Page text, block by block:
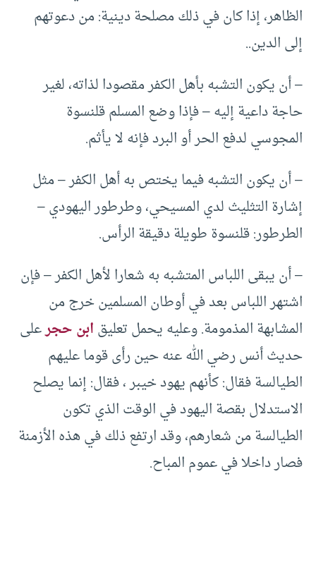
الظاهر، إذا كان في ذلك مصلحة دينية: من دعوتهم
إلى الدين..
– أن يكون التشبه بأهل الكفر مقصودا لذاته، لغير
حاجة داعية إليه – فإذا وضع المسلم قلنسوة
المجوسي لدفع الحر أو البرد فإنه لا يأثم.
– أن يكون التشبه فيما يختص به أهل الكفر – مثل
إشارة التثليث لدي المسيحي، وطرطور اليهودي –
الطرطور: قلنسوة طويلة دقيقة الرأس.
– أن يبقى اللباس المتشبه به شعارا لأهل الكفر – فإن
اشتهر اللباس بعد في أوطان المسلمين خرج من
المشابهة المذمومة. وعليه يحمل تعليقابن حجرعلى
حديث أنس رضي الله عنه حين رأى قوما عليهم
الطيالسة فقال: كأنهم يهود خيبر ، فقال: إنما يصلح
الاستدلال بقصة اليهود في الوقت الذي تكون
الطيالسة من شعارهم، وقد ارتفع ذلك في هذه الأزمنة
فصار داخلا في عموم المباح.